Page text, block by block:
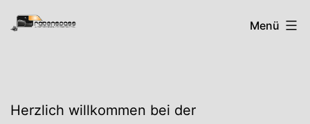
Zum
Inhalt
RabenspassMenü
Herzlich willkommen bei der